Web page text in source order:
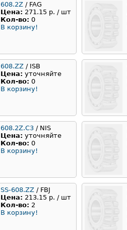
608.2Z / FAG
Цена: 271.15 р. / шт
Кол-во: 0
В корзину!
608.ZZ / ISB
Цена: уточняйте
Кол-во: 0
В корзину!
608.2Z.С3 / NIS
Цена: уточняйте
Кол-во: 0
В корзину!
SS-608.ZZ / FBJ
Цена: 213.15 р. / шт
Кол-во: 2
В корзину!